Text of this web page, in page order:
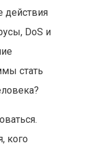
действия
DoS и
стать
кого